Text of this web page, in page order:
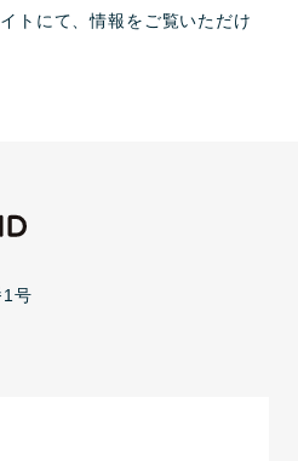
トにて、情報をご覧いただけ
号